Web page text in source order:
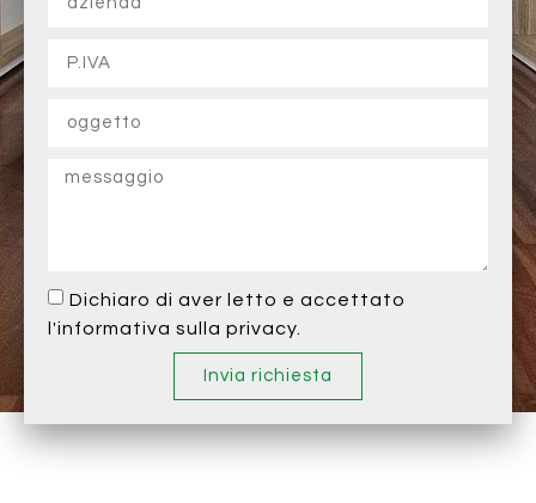
Dichiaro di aver letto e accettato
l'informativa sulla privacy.
Invia richiesta